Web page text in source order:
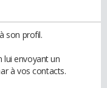
son profil.
lui envoyant un
à vos contacts.